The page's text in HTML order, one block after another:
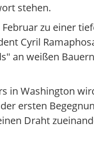
stehen.
zu einer
Cyril
an weißen Bauern
in Washington
ersten
Draht